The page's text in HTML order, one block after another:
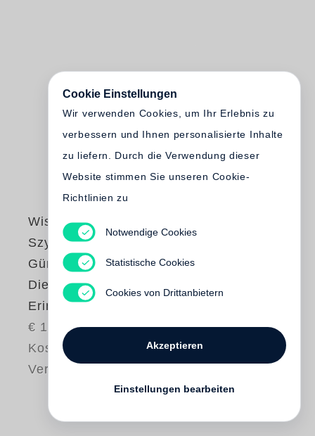
Wislawa
Szymborska
Günter Grass
Die Zukunft der
Erinnerung
€ 14.00
Kostenloser
Versand
Cookie Einstellungen
Wir verwenden Cookies, um Ihr Erlebnis zu
verbessern und Ihnen personalisierte Inhalte
zu liefern. Durch die Verwendung dieser
Website stimmen Sie unseren Cookie-
Richtlinien zu
Notwendige Cookies
Statistische Cookies
Cookies von Drittanbietern
Akzeptieren
Einstellungen bearbeiten